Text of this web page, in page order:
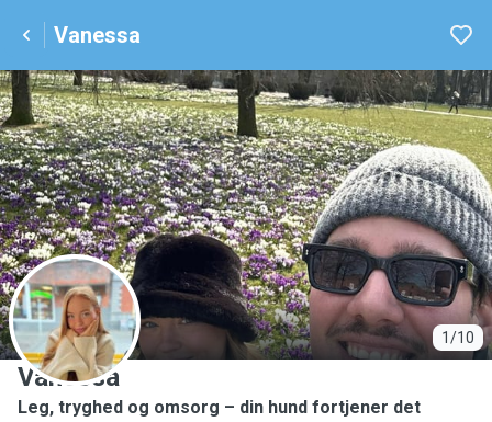
Vanessa
1/10
V
Vanessa
Leg, tryghed og omsorg – din hund fortjener det